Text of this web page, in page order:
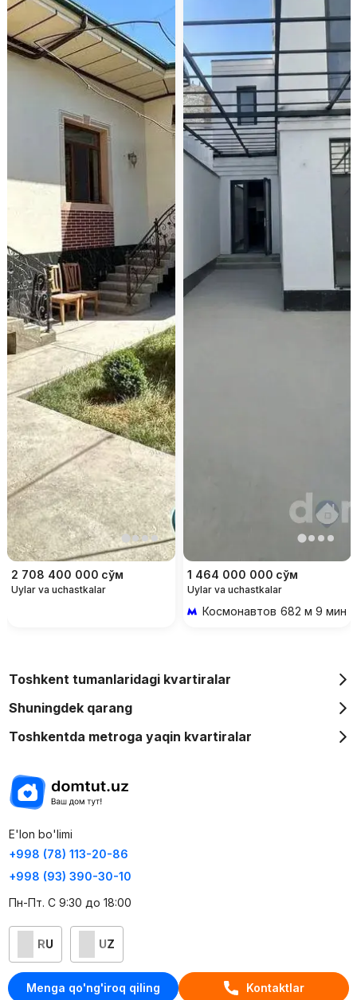
Menga qo'ng'iroq qiling Kontaktlar
2 708 400 000 сўм
Uylar va uchastkalar
1 464 000 000 сўм
Uylar va uchastkalar
Космонавтов 682 м 9 мин
Toshkent tumanlaridagi kvartiralar
Shuningdek qarang
Toshkentda metroga yaqin kvartiralar
E'lon bo'limi
+998 (78) 113-20-86
+998 (93) 390-30-10
Пн-Пт. С 9:30 до 18:00
RU UZ
Kontaktlar